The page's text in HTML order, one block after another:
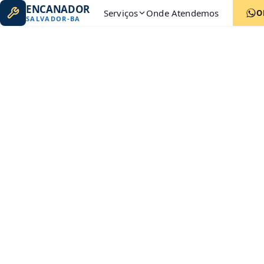
ENCANADOR
SALVADOR-BA Serviços Onde Atendemos